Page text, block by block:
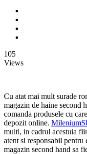
105
Views
Cu atat mai mult surade
magazin de haine second
comanda produsele cu
depozit online.
multi, in cadrul acestuia
atent si responsabil
magazin second hand sa